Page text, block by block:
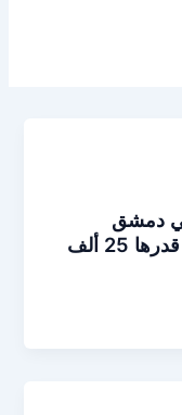
دمشق
والخاطفون يطالبون عائلته بفدية قدرها 25 ألف